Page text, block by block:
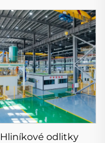
Hliníkové odlitky